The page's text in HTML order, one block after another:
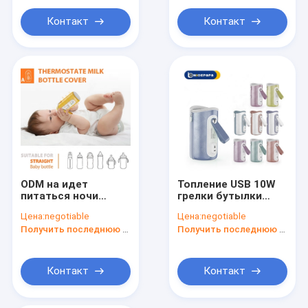
подачей для
автомобиля
Контакт Контакт
ODM на идет
питаться ночи
термостата
бутылки
открытом воздухе
Цена:negotiable
Получить последнюю цену
Контакт
Топление USB 10W
грелки бутылки
грудного молока
перемещения
Цена:negotiable
Получить последнюю цену
Контакт